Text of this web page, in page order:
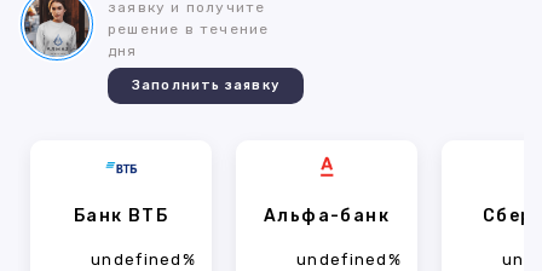
заявку и получите
решение в течение
дня
Заполнить заявку
Банк ВТБ
undefined%
Альфа-банк
undefined%